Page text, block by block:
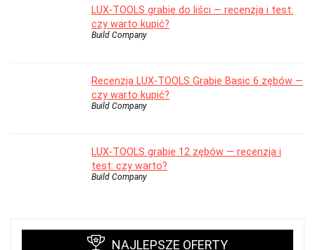
LUX-TOOLS grabie do liści — recenzja i test:
czy warto kupić?
Build Company
Recenzja LUX-TOOLS Grabie Basic 6 zębów —
czy warto kupić?
Build Company
LUX-TOOLS grabie 12 zębów — recenzja i
test: czy warto?
Build Company
NAJLEPSZE OFERTY